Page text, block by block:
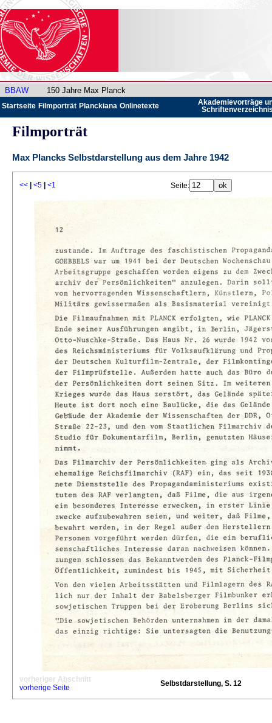
BBAW 150 Jahre Max Planck
Startseite Filmporträt Planckiana Onlinetexte
Akademievorträge
Filmporträt
Max Plancks Selbstdarstellung aus dem Jahre 1942
<< <5 <1 Seite:
vorheriger Abschnitt
vorherige Seite
Selbstdarstellung, S. 12